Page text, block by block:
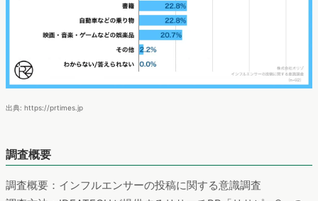
出典: https://prtimes.jp
調査概要
調査概要：インフルエンサーの投稿に関する意識調査